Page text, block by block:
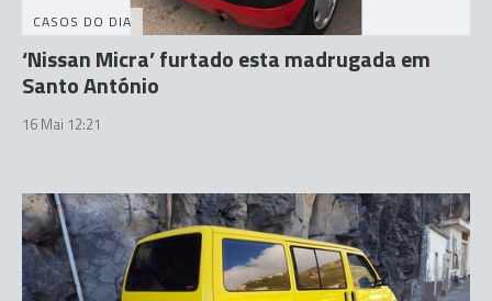
CASOS DO DIA
‘Nissan Micra’ furtado esta madrugada em
Santo António
16 Mai 12:21